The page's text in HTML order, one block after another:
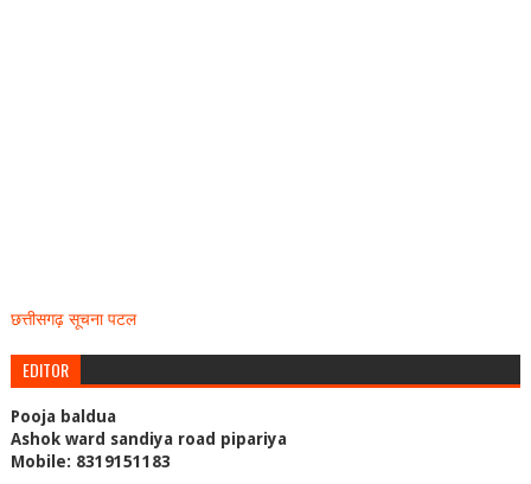
छत्तीसगढ़ सूचना पटल
EDITOR
Pooja baldua
Ashok ward sandiya road pipariya
Mobile: 8319151183